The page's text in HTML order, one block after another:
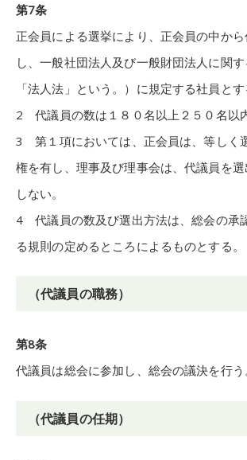
第7条
正会員による選挙により、正会員の中か
し、一般社団法人及び一般財団法人に関
「法人法」という。）に規定する社員とす
2 代議員の数は１８０名以上２５０名以
3 第１項においては、正会員は、等しく
権を有し、理事及び理事会は、代議員を
しない。
4 代議員の数及び選出方法は、総会の承
る規則の定めるところによるものとする。
（代議員の職務）
第8条
代議員は総会に参加し、総会の議決を行う
（代議員の任期）